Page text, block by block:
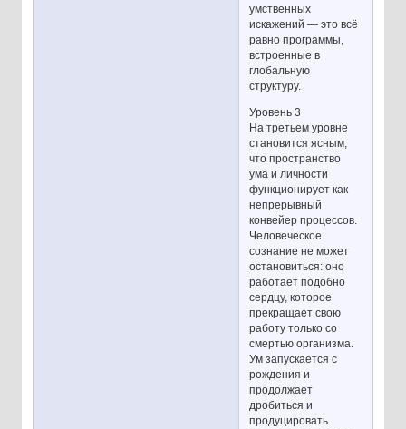
умственных
искажений — это всё
равно программы,
встроенные в
глобальную
структуру.
Уровень 3
На третьем уровне
становится ясным,
что пространство
ума и личности
функционирует как
непрерывный
конвейер процессов.
Человеческое
сознание не может
остановиться: оно
работает подобно
сердцу, которое
прекращает свою
работу только со
смертью организма.
Ум запускается с
рождения и
продолжает
дробиться и
продуцировать